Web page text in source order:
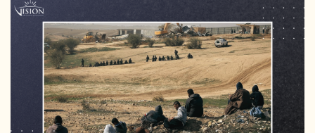
e
-
p
o
s
t
a